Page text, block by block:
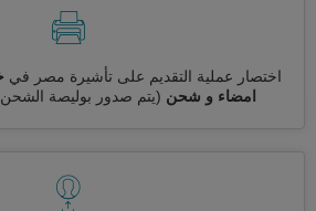
اختصار عملية التقديم على تأشيرة مصر في
امضاء و شحن (يتم صدور بوليصة الشحن و